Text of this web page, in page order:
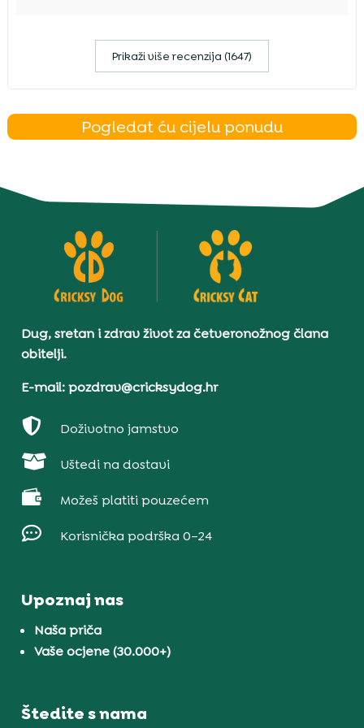
Prikaži više recenzija (1647)
Pogledat ću cijelu ponudu
Dug, sretan i zdrav život za četveronožnog člana
obitelji.
E-mail: pozdrav@cricksydog.hr
 Doživotno jamstvo
 Uštedi na dostavi
 Možeš platiti pouzećem
 Korisnička podrška 0–24
Upoznaj nas
Naša priča
Vaše ocjene (30.000+)
Štedite s nama